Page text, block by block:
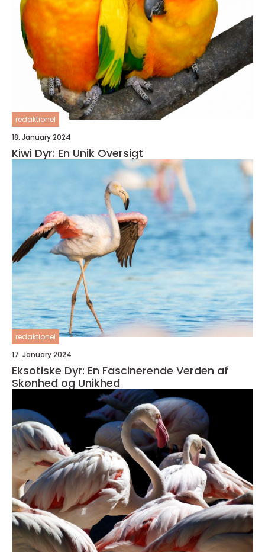
redaktionel
18. January 2024
Kiwi Dyr: En Unik Oversigt
redaktionel
17. January 2024
Eksotiske Dyr: En Fascinerende Verden af
Skønhed og Unikhed